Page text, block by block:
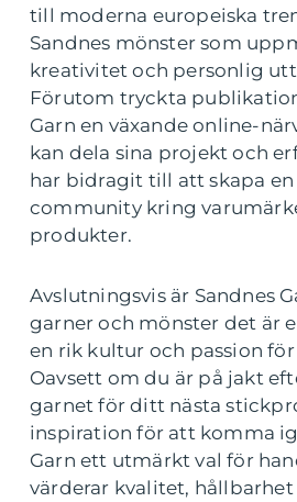
till moderna europeiska
Sandnes mönster som
kreativitet och personlig
Förutom tryckta
Garn en växande online-
kan dela sina projekt och
har bidragit till att skapa
community kring
produkter.
Avslutningsvis är Sandnes
garner och mönster det är
en rik kultur och passion
Oavsett om du är på jakt
garnet för ditt nästa
inspiration för att komma
Garn ett utmärkt val för
värderar kvalitet, hållbarhet